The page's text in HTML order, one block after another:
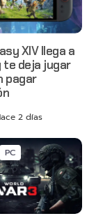
XIV llega a
te deja jugar
pagar
2 días
PC